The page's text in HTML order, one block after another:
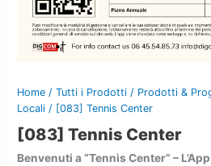
Home /Tutti i Prodotti / Prodotti &
Locali / [083] Tennis Center
[083] Tennis Center
Benvenuti a “Tennis Center” –